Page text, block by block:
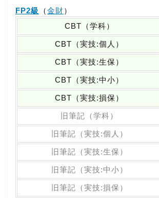
FP2級 （金財）
CBT（学科）
CBT（実技:個人）
CBT（実技:生保）
CBT（実技:中小）
CBT（実技:損保）
旧筆記（学科）
旧筆記（実技:個人）
旧筆記（実技:生保）
旧筆記（実技:中小）
旧筆記（実技:損保）